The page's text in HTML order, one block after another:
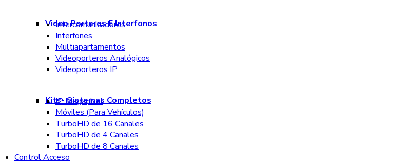
Video Porteros E Interfonos
Intercomunicadores
Interfones
Multiapartamentos
Videoporteros Analógicos
Videoporteros IP
Kits- Sistemas Completos
IP Megapixel
Móviles (Para Vehículos)
TurboHD de 16 Canales
TurboHD de 4 Canales
TurboHD de 8 Canales
Control Acceso